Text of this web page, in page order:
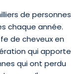
de personnes
chaque année.
de cheveux en
qui apporte
qui ont perdu